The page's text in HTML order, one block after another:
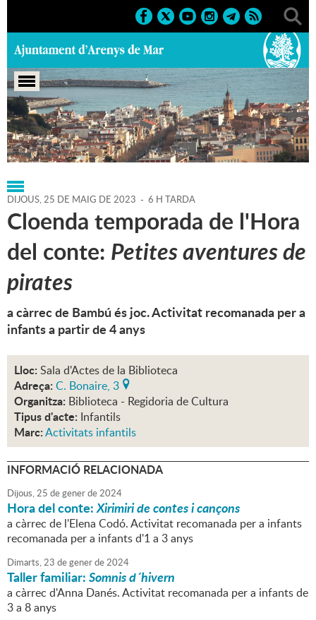
Portada > Regidories > Cultura > Agenda > 25-05-2023
DIJOUS,25 DE MAIG DE 2023 - 6 H TARDA
Cloenda temporada de l'Hora
del conte: Petites aventures de
pirates
a càrrec de Bambú és joc. Activitat recomanada per a
infants a partir de 4 anys
Lloc: Sala d'Actes de la Biblioteca
Adreça: C. Bonaire, 3
Organitza: Biblioteca - Regidoria de Cultura
Tipus d'acte: Infantils
Marc:Activitats infantils
INFORMACIÓ RELACIONADA
Dijous,25 degenerde2024
Hora del conte:Xirimiri de contes i cançons
a càrrec de l'Elena Codó. Activitat recomanada per a infants
recomanada per a infants d'1 a 3 anys
Dimarts,23 degenerde2024
Taller familiar:Somnis d´hivern
a càrrec d'Anna Danés. Activitat recomanada per a infants de
3 a 8 anys